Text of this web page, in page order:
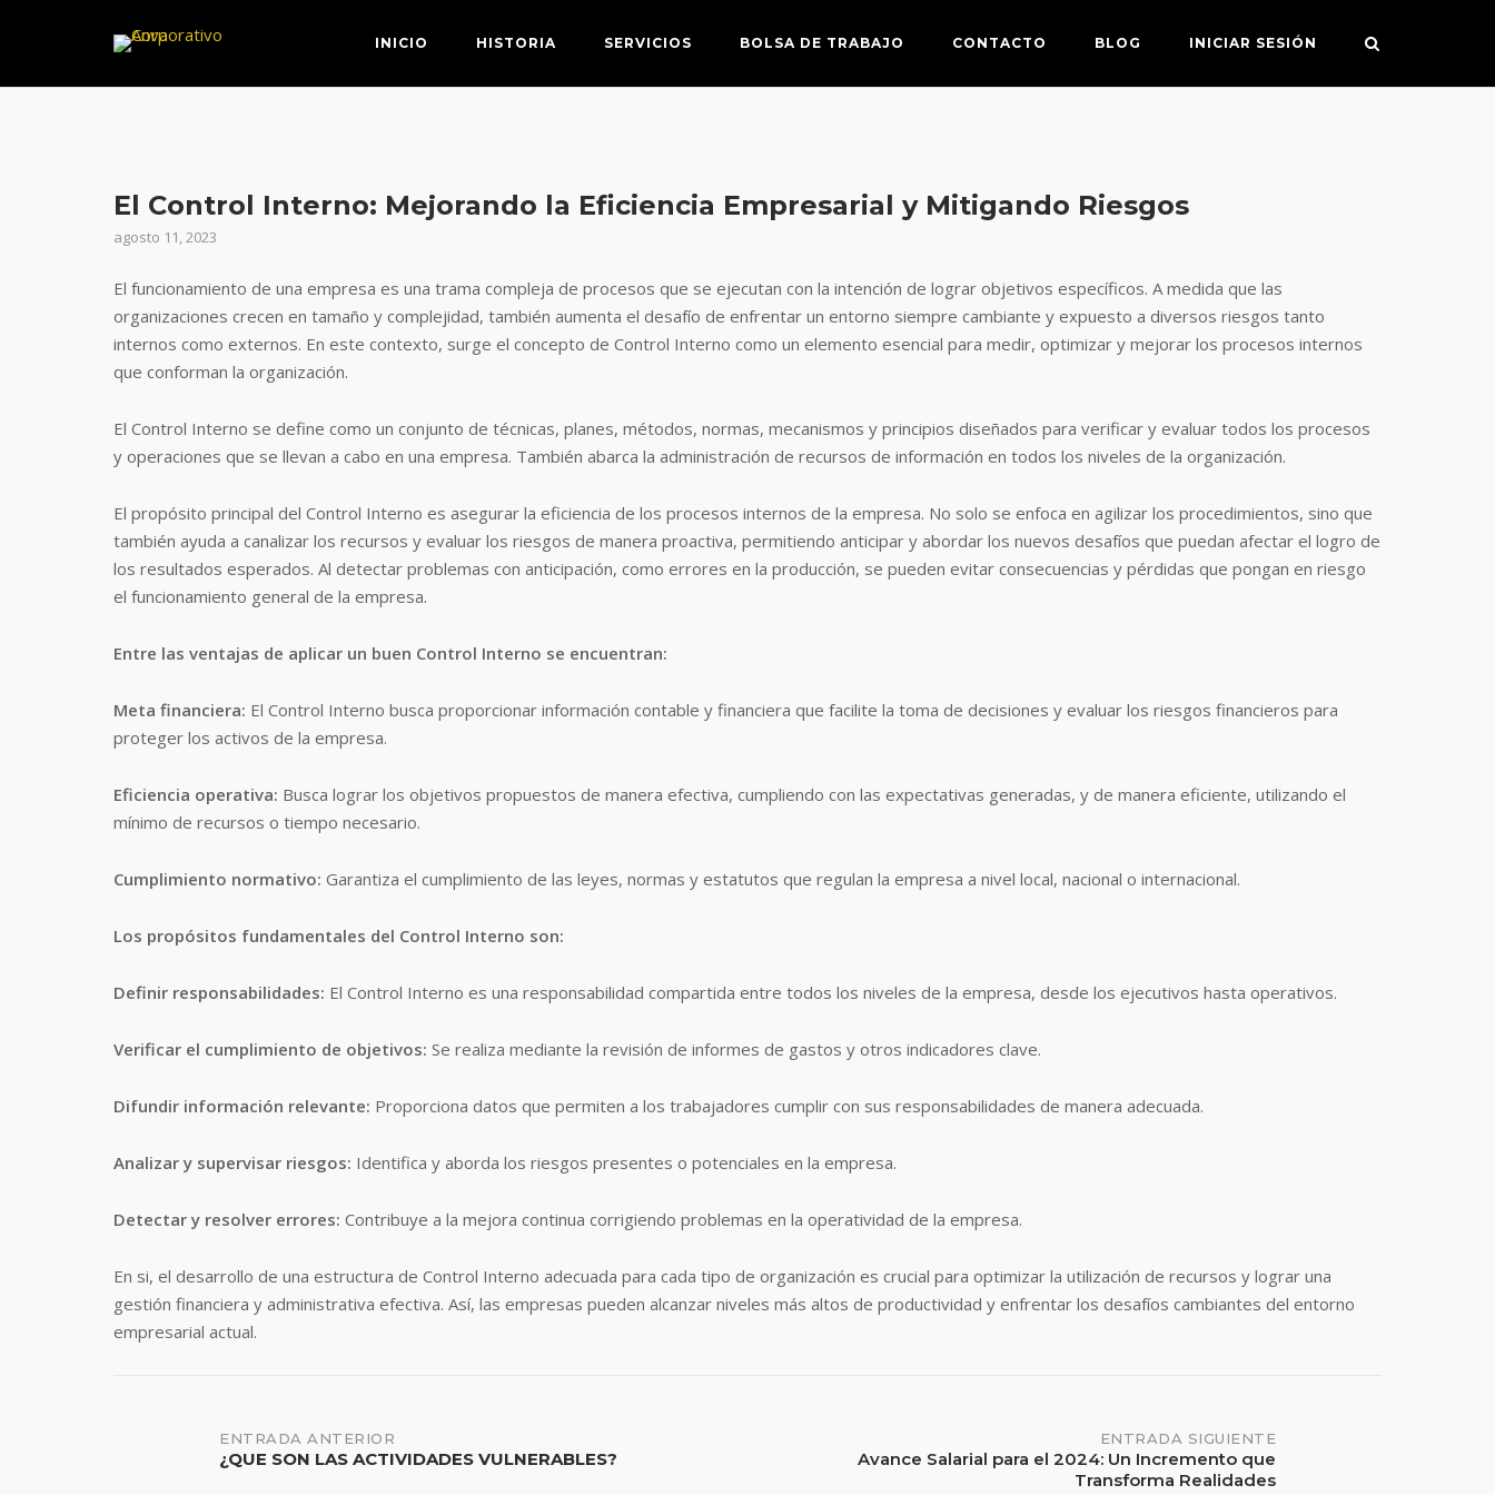
INICIO HISTORIA SERVICIOS BOLSA DE TRABAJO CONTACTO BLOG INICIAR SESIÓN
El Control Interno: Mejorando la Eficiencia Empresarial y Mitigando Riesgos
agosto 11, 2023
El funcionamiento de una empresa es una trama compleja de procesos que se ejecutan con la intención de lograr objetivos específicos. A medida que las
organizaciones crecen en tamaño y complejidad, también aumenta el desafío de enfrentar un entorno siempre cambiante y expuesto a diversos riesgos tanto
internos como externos. En este contexto, surge el concepto de Control Interno como un elemento esencial para medir, optimizar y mejorar los procesos internos
que conforman la organización.
El Control Interno se define como un conjunto de técnicas, planes, métodos, normas, mecanismos y principios diseñados para verificar y evaluar todos los procesos
y operaciones que se llevan a cabo en una empresa. También abarca la administración de recursos de información en todos los niveles de la organización.
El propósito principal del Control Interno es asegurar la eficiencia de los procesos internos de la empresa. No solo se enfoca en agilizar los procedimientos, sino que
también ayuda a canalizar los recursos y evaluar los riesgos de manera proactiva, permitiendo anticipar y abordar los nuevos desafíos que puedan afectar el logro de
los resultados esperados. Al detectar problemas con anticipación, como errores en la producción, se pueden evitar consecuencias y pérdidas que pongan en riesgo
el funcionamiento general de la empresa.
Entre las ventajas de aplicar un buen Control Interno se encuentran:
Meta financiera: El Control Interno busca proporcionar información contable y financiera que facilite la toma de decisiones y evaluar los riesgos financieros para
proteger los activos de la empresa.
Eficiencia operativa: Busca lograr los objetivos propuestos de manera efectiva, cumpliendo con las expectativas generadas, y de manera eficiente, utilizando el
mínimo de recursos o tiempo necesario.
Cumplimiento normativo: Garantiza el cumplimiento de las leyes, normas y estatutos que regulan la empresa a nivel local, nacional o internacional.
Los propósitos fundamentales del Control Interno son:
Definir responsabilidades: El Control Interno es una responsabilidad compartida entre todos los niveles de la empresa, desde los ejecutivos hasta operativos.
Verificar el cumplimiento de objetivos: Se realiza mediante la revisión de informes de gastos y otros indicadores clave.
Difundir información relevante: Proporciona datos que permiten a los trabajadores cumplir con sus responsabilidades de manera adecuada.
Analizar y supervisar riesgos: Identifica y aborda los riesgos presentes o potenciales en la empresa.
Detectar y resolver errores: Contribuye a la mejora continua corrigiendo problemas en la operatividad de la empresa.
En si, el desarrollo de una estructura de Control Interno adecuada para cada tipo de organización es crucial para optimizar la utilización de recursos y lograr una
gestión financiera y administrativa efectiva. Así, las empresas pueden alcanzar niveles más altos de productividad y enfrentar los desafíos cambiantes del entorno
empresarial actual.
NavegaciónENTRADA ANTERIOR
¿QUE SON LAS ACTIVIDADES VULNERABLES?
ENTRADA SIGUIENTE
Avance Salarial para el 2024: Un Incremento que
Transforma Realidades